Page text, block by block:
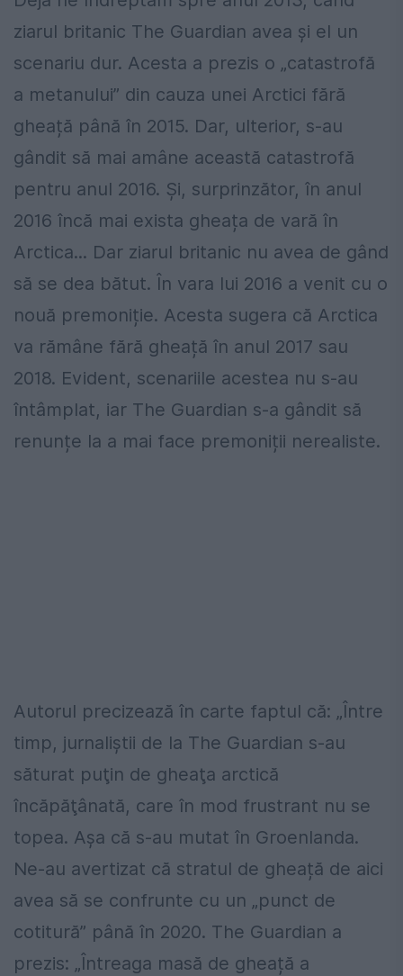
ziarul britanic The Guardian avea și el un
scenariu dur. Acesta a prezis o „catastrofă
a metanului” din cauza unei Arctici fără
gheață până în 2015. Dar, ulterior, s-au
gândit să mai amâne această catastrofă
pentru anul 2016. Și, surprinzător, în anul
2016 încă mai exista gheața de vară în
Arctica... Dar ziarul britanic nu avea de gând
să se dea bătut. În vara lui 2016 a venit cu o
nouă premoniție. Acesta sugera că Arctica
va rămâne fără gheață în anul 2017 sau
2018. Evident, scenariile acestea nu s-au
întâmplat, iar The Guardian s-a gândit să
renunțe la a mai face premoniții nerealiste.
Autorul precizează în carte faptul că: „Între
timp, jurnaliştii de la The Guardian s-au
săturat puţin de gheaţa arctică
încăpăţânată, care în mod frustrant nu se
topea. Așa că s-au mutat în Groenlanda.
Ne-au avertizat că stratul de gheață de aici
avea să se confrunte cu un „punct de
cotitură” până în 2020. The Guardian a
prezis: „Întreaga masă de gheață a